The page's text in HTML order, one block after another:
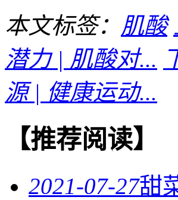
本文标签： 肌酸
潜力 | 肌酸对...
源 | 健康运动...
【推荐阅读】
2021-07-27甜